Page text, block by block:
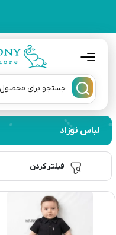
لباس نوزاد
فیلتر کردن